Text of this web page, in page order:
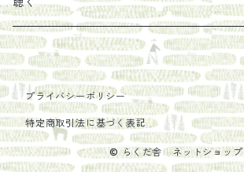
新しょうが
レモン
地下BOOKS
疋田千里
PHILOSOPHIA
明石書店
赤々舎
亜紀書房
か行
偕成社
笠間書院
さ行
里山社
た行
ステッカー
農家民泊JUGEM
だものみち
安田農園
パレスチナ
インドネシア
メキシコ
らくだ舎
ポストカード
里
COLECTIVO ALTEPE
プライバシーポリシー
特定商取引法に基づく表記
© らくだ舎 ネットショップ